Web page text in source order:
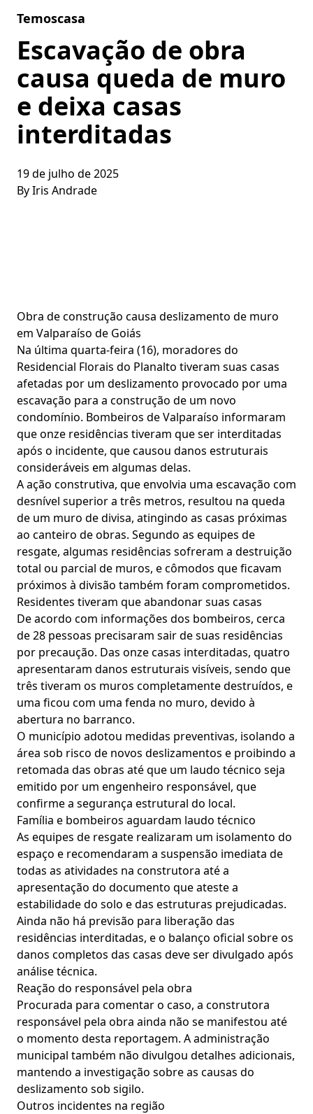
Temoscasa
Escavação de obra
causa queda de muro
e deixa casas
interditadas
19 de julho de 2025
ByIris Andrade
Obra de construção causa deslizamento de muro
em Valparaíso de Goiás
Na última quarta-feira (16), moradores do
Residencial Florais do Planalto tiveram suas casas
afetadas por um deslizamento provocado por uma
escavação para a construção de um novo
condomínio. Bombeiros de Valparaíso informaram
que onze residências tiveram que ser interditadas
após o incidente, que causou danos estruturais
consideráveis em algumas delas.
A ação construtiva, que envolvia uma escavação com
desnível superior a três metros, resultou na queda
de um muro de divisa, atingindo as casas próximas
ao canteiro de obras. Segundo as equipes de
resgate, algumas residências sofreram a destruição
total ou parcial de muros, e cômodos que ficavam
próximos à divisão também foram comprometidos.
Residentes tiveram que abandonar suas casas
De acordo com informações dos bombeiros, cerca
de 28 pessoas precisaram sair de suas residências
por precaução. Das onze casas interditadas, quatro
apresentaram danos estruturais visíveis, sendo que
três tiveram os muros completamente destruídos, e
uma ficou com uma fenda no muro, devido à
abertura no barranco.
O município adotou medidas preventivas, isolando a
área sob risco de novos deslizamentos e proibindo a
retomada das obras até que um laudo técnico seja
emitido por um engenheiro responsável, que
confirme a segurança estrutural do local.
Família e bombeiros aguardam laudo técnico
As equipes de resgate realizaram um isolamento do
espaço e recomendaram a suspensão imediata de
todas as atividades na construtora até a
apresentação do documento que ateste a
estabilidade do solo e das estruturas prejudicadas.
Ainda não há previsão para liberação das
residências interditadas, e o balanço oficial sobre os
danos completos das casas deve ser divulgado após
análise técnica.
Reação do responsável pela obra
Procurada para comentar o caso, a construtora
responsável pela obra ainda não se manifestou até
o momento desta reportagem. A administração
municipal também não divulgou detalhes adicionais,
mantendo a investigação sobre as causas do
deslizamento sob sigilo.
Outros incidentes na região